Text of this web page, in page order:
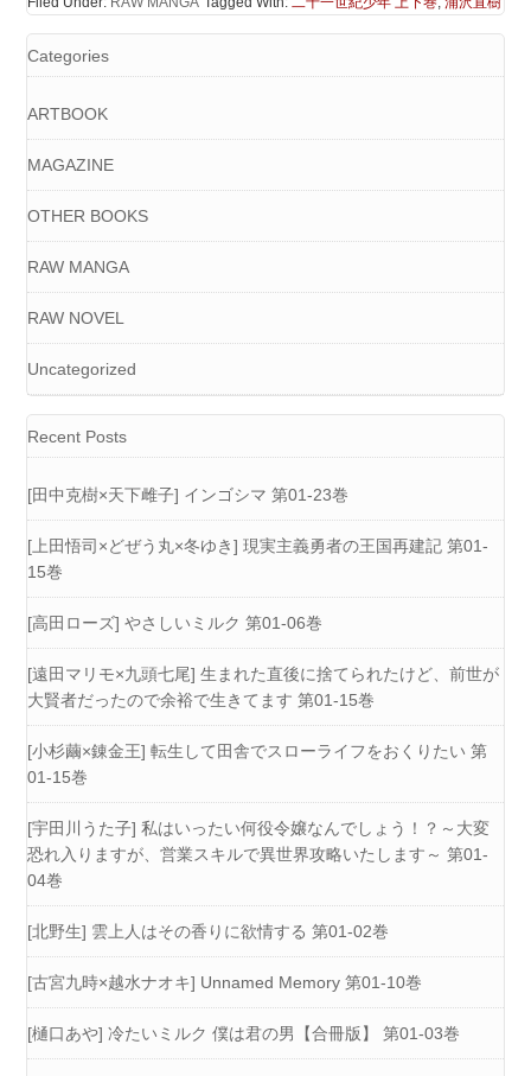
Categories
ARTBOOK
MAGAZINE
OTHER BOOKS
RAW MANGA
RAW NOVEL
Uncategorized
Recent Posts
[田中克樹×天下雌子] インゴシマ 第01-23巻
[上田悟司×どぜう丸×冬ゆき] 現実主義勇者の王国再建記 第01-
15巻
[高田ローズ] やさしいミルク 第01-06巻
[遠田マリモ×九頭七尾] 生まれた直後に捨てられたけど、前世が
大賢者だったので余裕で生きてます 第01-15巻
[小杉繭×錬金王] 転生して田舎でスローライフをおくりたい 第
01-15巻
[宇田川うた子] 私はいったい何役令嬢なんでしょう！？～大変
恐れ入りますが、営業スキルで異世界攻略いたします～ 第01-
04巻
[北野生] 雲上人はその香りに欲情する 第01-02巻
[古宮九時×越水ナオキ] Unnamed Memory 第01-10巻
[樋口あや] 冷たいミルク 僕は君の男【合冊版】 第01-03巻